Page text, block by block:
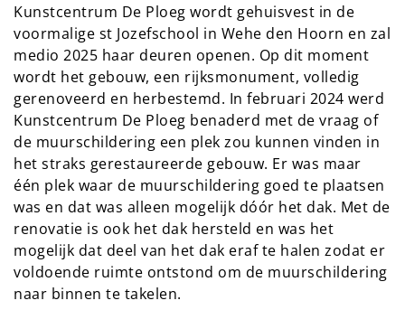
Kunstcentrum De Ploeg wordt gehuisvest in de
voormalige st Jozefschool in Wehe den Hoorn en zal
medio 2025 haar deuren openen. Op dit moment
wordt het gebouw, een rijksmonument, volledig
gerenoveerd en herbestemd. In februari 2024 werd
Kunstcentrum De Ploeg benaderd met de vraag of
de muurschildering een plek zou kunnen vinden in
het straks gerestaureerde gebouw. Er was maar
één plek waar de muurschildering goed te plaatsen
was en dat was alleen mogelijk dóór het dak. Met de
renovatie is ook het dak hersteld en was het
mogelijk dat deel van het dak eraf te halen zodat er
voldoende ruimte ontstond om de muurschildering
naar binnen te takelen.